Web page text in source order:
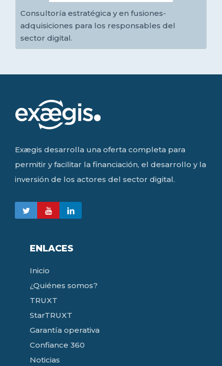
Consultoría estratégica y en fusiones-
adquisiciones para los responsables del
sector digital.
Exægis desarrolla una oferta completa para
permitir y facilitar la financiación, el desarrollo y la
inversión de los actores del sector digital.
ENLACES
Inicio
¿Quiénes somos?
TRUXT
StarTRUXT
Garantía operativa
Confiance 360
Noticias